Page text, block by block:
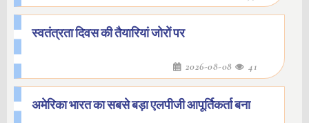
स्वतंत्रता दिवस की तैयारियां जोरों पर
2026-08-08 41
अमेरिका भारत का सबसे बड़ा एलपीजी आपूर्तिकर्ता बना